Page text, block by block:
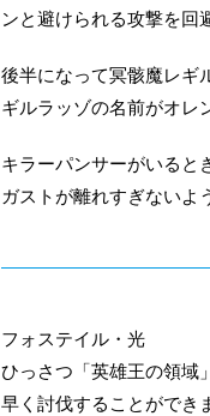
ンと避けられる攻撃を回
後半になって冥骸魔レギ
ギルラッゾの名前がオレ
キラーパンサーがいると
ガストが離れすぎないよ
フォステイル・光
ひっさつ「英雄王の領域
早く討伐することができ